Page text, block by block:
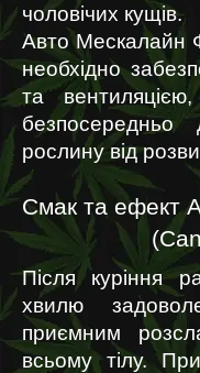
чоловічих кущів.
Авто Мескалайн
необхідно
та
рослину від
Смак та ефект
Після куріння
хвилю
приємним
всьому тілу.